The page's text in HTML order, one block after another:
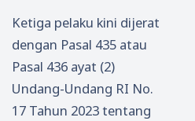
Ketiga pelaku kini dijerat
dengan Pasal 435 atau
Pasal 436 ayat (2)
Undang-Undang RI No.
17 Tahun 2023 tentang